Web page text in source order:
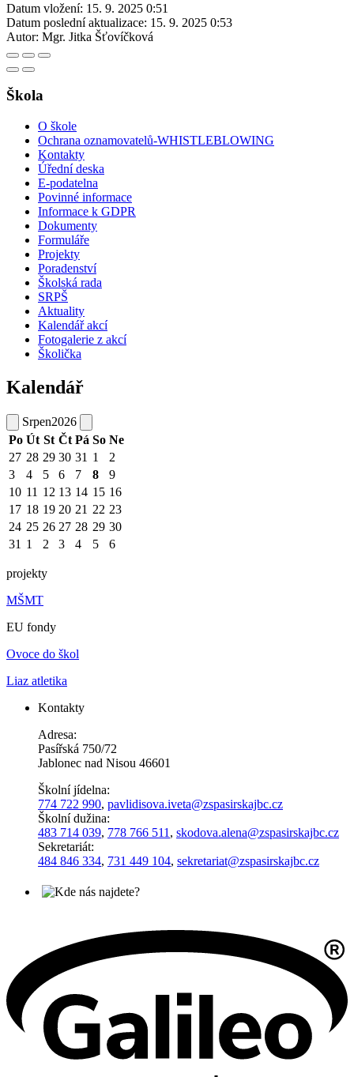
Datum vložení: 15. 9. 2025 0:51
Datum poslední aktualizace: 15. 9. 2025 0:53
Autor: Mgr. Jitka Šťovíčková
Škola
O škole
Ochrana oznamovatelů-WHISTLEBLOWING
Kontakty
Úřední deska
E-podatelna
Povinné informace
Informace k GDPR
Dokumenty
Formuláře
Projekty
Poradenství
Školská rada
SRPŠ
Aktuality
Kalendář akcí
Fotogalerie z akcí
Školička
Kalendář
Srpen2026
Po Út St Čt Pá So Ne
27 28 29 30 31 1
2
3
4 5 6 7 8
9
10 11 12 13 14 15 16
17 18 19 20 21 22 23
24 25 26 27 28 29 30
31 1 2 3 4 5 6
projekty
MŠMT
EU fondy
Ovoce do škol
Liaz atletika
Kontakty
Adresa:
Pasířská 750/72
Jablonec nad Nisou 46601
Školní jídelna:
774 722 990, pavlidisova.iveta@zspasirskajbc.cz
Školní dužina:
483 714 039, 778 766 511 , skodova.alena@zspasirskajbc.cz
Sekretariát:
484 846 334, 731 449 104, sekretariat@zspasirskajbc.cz